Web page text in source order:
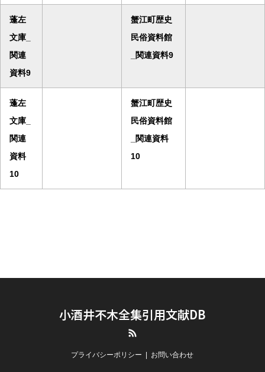
蓬左
文庫_
関連
資料9
蟹江町歴史
民俗資料館
_関連資料9
蓬左
文庫_
関連
資料
10
蟹江町歴史
民俗資料館
_関連資料
10
小酒井不木全集引用文献DB
プライバシーポリシー お問い合わせ